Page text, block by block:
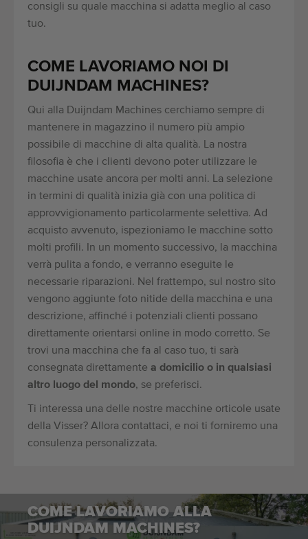
consigli su quale macchina si adatta meglio al caso
tuo.
COME LAVORIAMO NOI DI
DUIJNDAM MACHINES?
Qui alla Duijndam Machines cerchiamo sempre di
mantenere in magazzino il numero più ampio
possibile di macchine di alta qualità. La nostra
filosofia è che i clienti devono poter utilizzare le
macchine usate ancora per molti anni. La selezione
in termini di qualità inizia già con una politica di
approvvigionamento particolarmente selettiva. Ad
acquisto avvenuto, ispezioniamo le macchine sotto
molti profili. In un momento successivo, la macchina
verrà pulita a fondo, e verranno eseguite le
necessarie riparazioni. Nel frattempo, sul nostro sito
vengono aggiunte foto nitide della macchina e una
descrizione, affinché i potenziali clienti possano
direttamente orientarsi online in modo corretto. Se
trovi una macchina che fa al caso tuo, ti sarà
consegnata direttamente a domicilio o in qualsiasi
altro luogo del mondo, se preferisci.
Ti interessa una delle nostre macchine orticole usate
della Visser? Allora contattaci, e noi ti forniremo una
consulenza personalizzata.
COME LAVORIAMO ALLA
DUIJNDAM MACHINES?